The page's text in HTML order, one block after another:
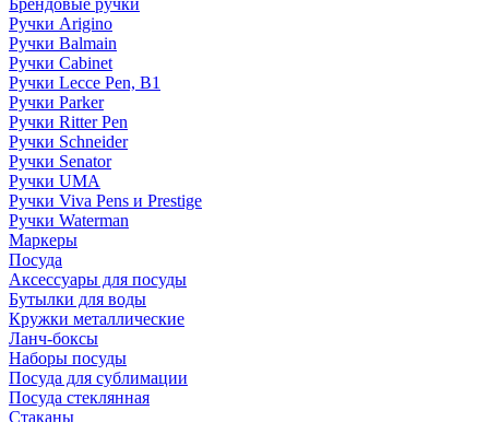
Брендовые ручки
Ручки Arigino
Ручки Balmain
Ручки Cabinet
Ручки Lecce Pen, B1
Ручки Parker
Ручки Ritter Pen
Ручки Schneider
Ручки Senator
Ручки UMA
Ручки Viva Pens и Prestige
Ручки Waterman
Маркеры
Посуда
Аксессуары для посуды
Бутылки для воды
Кружки металлические
Ланч-боксы
Наборы посуды
Посуда для сублимации
Посуда стеклянная
Стаканы